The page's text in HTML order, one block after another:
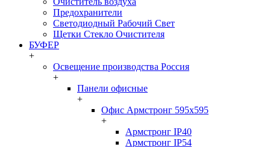
Предохранители
Светодиодный Рабочий Свет
Щетки Стекло Очистителя
БУФЕР
+
Освещение производства Россия
+
Панели офисные
+
Офис Армстронг 595x595
+
Армстронг IP40
Армстронг IP54